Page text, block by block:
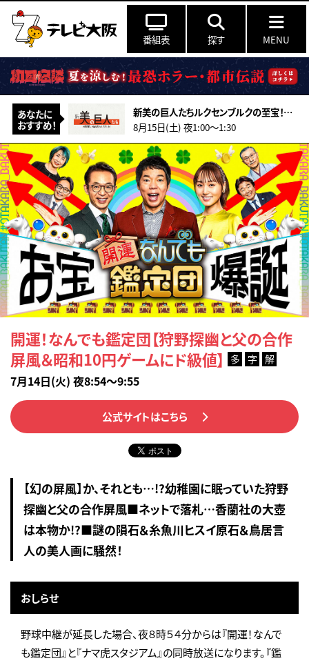
番組表 探す MENU
あなたに
おすすめ！
新美の巨人たちルクセンブルクの至宝！900万人が見た伝説の写真展…日本で公開中
8月15日(土) 夜1:00〜1:30
開運！なんでも鑑定団【狩野探幽と父の合作
屏風＆昭和10円ゲームにド級値】
多 字 解
7月14日(火) 夜8:54～9:55
公式サイトはこちら
【幻の屏風】か、それとも…!?幼稚園に眠っていた狩野
探幽と父の合作屏風■ネットで落札…香蘭社の大壺
は本物か!?■謎の隕石＆糸魚川ヒスイ原石＆鳥居言
人の美人画に騒然！
おしらせ
野球中継が延長した場合、夜８時５４分からは『開運！なんで
も鑑定団』と『ナマ虎スタジアム』の同時放送になります。『鑑